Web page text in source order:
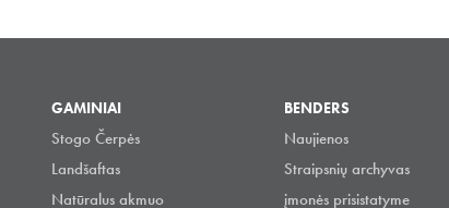
GAMINIAI
Stogo Čerpės
Landšaftas
Natūralus akmuo
BENDERS
Naujienos
Straipsnių archyvas
įmonės prisistatyme